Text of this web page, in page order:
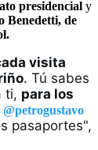
presidencial y
Benedetti, de
visita
. Tú sabes
ti, para los
@petrogustavo
pasaportes",